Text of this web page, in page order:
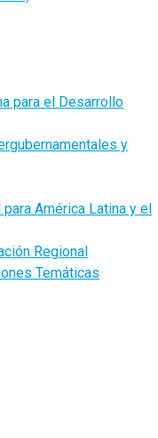
para el Desarrollo
y
América Latina y el
Regional
Temáticas